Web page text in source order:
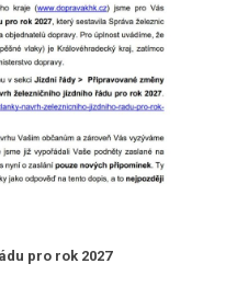
pro rok 2027